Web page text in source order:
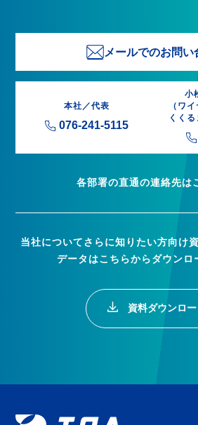
メールでのお問い
本社／代表
076-241-5115
小
（ワ
くく
各部署の直通の連絡先は
当社についてさらに知りたい方向け
データはこちらからダウンロ
資料ダウンロー